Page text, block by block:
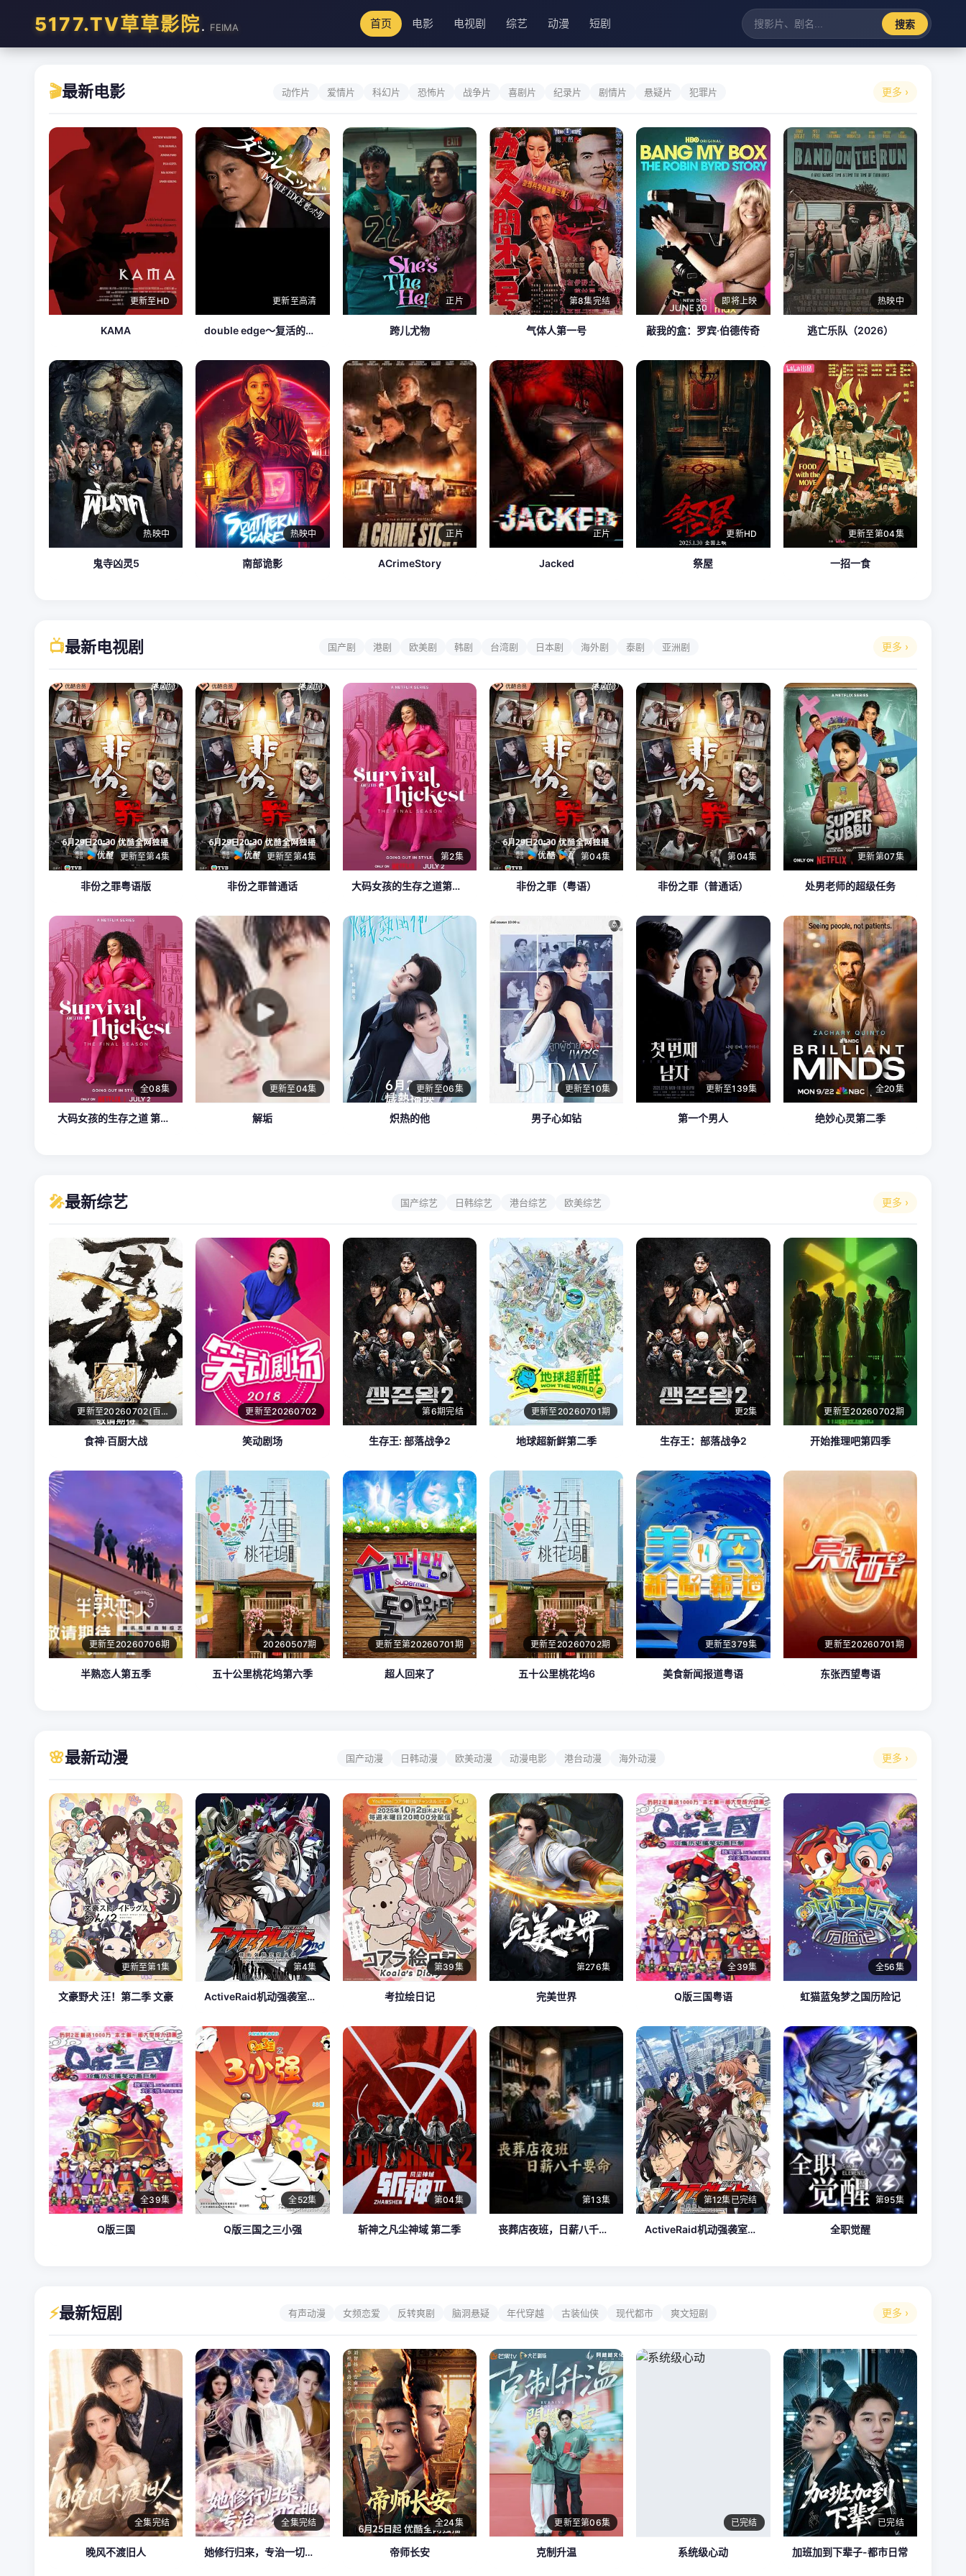
5177.TV草草影院. FEIMA 首页 电影 电视剧 综艺 动漫 短剧 搜索
🎬最新电影 动作片 爱情片 科幻片 恐怖片 战争片 喜剧片 纪录片 剧情片 悬疑片 犯罪片 更多 ›
更新至HD
KAMA
更新至高清
double edge～复活的男人
正片
跨儿尤物
第8集完结
气体人第一号
即将上映
敲我的盒：罗宾·伯德传奇
热映中
逃亡乐队（2026）
热映中
鬼寺凶灵5
热映中
南部诡影
正片
ACrimeStory
正片
Jacked
更新HD
祭屋
更新至第04集
一招一食
📺最新电视剧 国产剧 港剧 欧美剧 韩剧 台湾剧 日本剧 海外剧 泰剧 亚洲剧 更多 ›
更新至第4集
非份之罪粤语版
更新至第4集
非份之罪普通话
第2集
大码女孩的生存之道第三季
第04集
非份之罪（粤语）
第04集
非份之罪（普通话）
更新第07集
处男老师的超级任务
全08集
大码女孩的生存之道 第三季
更新至04集
解垢
更新至06集
炽热的他
更新至10集
男子心如钻
更新至139集
第一个男人
全20集
绝妙心灵第二季
🎤最新综艺 国产综艺 日韩综艺 港台综艺 欧美综艺 更多 ›
更新至20260702(百厨干饭局)
食神·百厨大战
更新至20260702
笑动剧场
第6期完结
生存王: 部落战争2
更新至20260701期
地球超新鲜第二季
更2集
生存王：部落战争2
更新至20260702期
开始推理吧第四季
更新至20260706期
半熟恋人第五季
20260507期
五十公里桃花坞第六季
更新至第20260701期
超人回来了
更新至20260702期
五十公里桃花坞6
更新至379集
美食新闻报道粤语
更新至20260701期
东张西望粤语
🌸最新动漫 国产动漫 日韩动漫 欧美动漫 动漫电影 港台动漫 海外动漫 更多 ›
更新至第1集
文豪野犬 汪！第二季 文豪
第4集
ActiveRaid机动强袭室第八组第二季
第39集
考拉绘日记
第276集
完美世界
全39集
Q版三国粤语
全56集
虹猫蓝兔梦之国历险记
全39集
Q版三国
全52集
Q版三国之三小强
第04集
斩神之凡尘神域 第二季
第13集
丧葬店夜班，日薪八千要命
第12集已完结
ActiveRaid机动强袭室第八组
第95集
全职觉醒
⚡最新短剧 有声动漫 女频恋爱 反转爽剧 脑洞悬疑 年代穿越 古装仙侠 现代都市 爽文短剧 更多 ›
全集完结
晚风不渡旧人
全集完结
她修行归来，专治一切不服
全24集
帝师长安
更新至第06集
克制升温
已完结
系统级心动
已完结
加班加到下辈子-都市日常